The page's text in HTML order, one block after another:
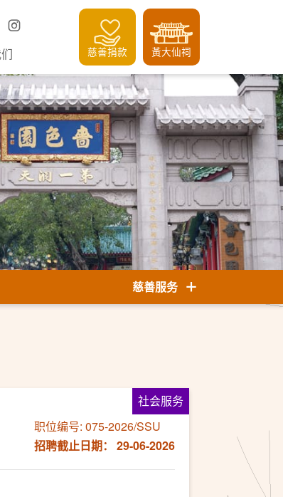
慈善捐款 黃大仙祠
慈善服务
社会服务
职位编号: 075-2026/SSU
招聘截止日期： 29-06-2026